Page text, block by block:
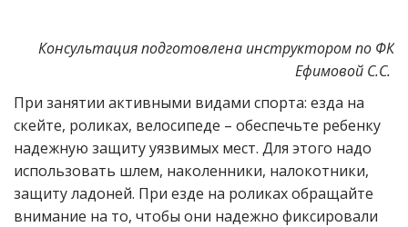
Консультация подготовлена инструктором по ФК
Ефимовой С.С.
При занятии активными видами спорта: езда на
скейте, роликах, велосипеде – обеспечьте ребенку
надежную защиту уязвимых мест. Для этого надо
использовать шлем, наколенники, налокотники,
защиту ладоней. При езде на роликах обращайте
внимание на то, чтобы они надежно фиксировали